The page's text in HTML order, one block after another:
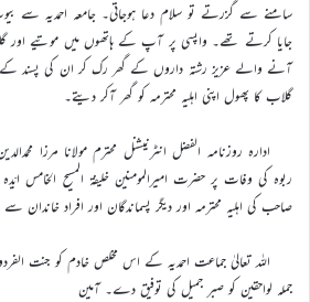
سامنے سے گزرتے تو سلام دعا ہوجاتی۔ جامعہ احمدیہ سے
جایا کرتے تھے۔ واپسی پر آپ کے ہاتھوں میں موتیے
آنے والے عزیز رشتہ داروں کے گھر رک کر ان کی پسند
گلاب کا پھول اپنی اہلیہ محترمہ کو گھر آکر دیتے۔
ادارہ روزنامہ الفضل انٹرنیشنل محترم مولانا مرزا
ربوہ کی وفات پر حضرت امیرالمومنین خلیفۃ المسیح الخامس ایّدہ
صاحب کی اہلیہ محترمہ اور دیگر پسماندگان اور افراد خاندان
اللہ تعالیٰ جماعت احمدیہ کے اس مخلص خادم کو جنت
جملہ لواحقین کو صبر جمیل کی توفیق دے۔ آمین